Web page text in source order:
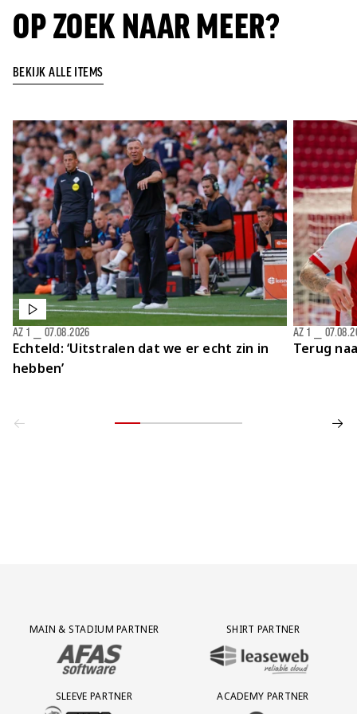
OP ZOEK NAAR MEER?
BEKIJK ALLE ITEMS
Echteld: ‘Uitstralen dat we er echt zin in
hebben’
AZ 1 07.08.2026
Terug
AZ 1
Partner Logos Grid
MAIN & STADIUM PARTNER
BEZOEK ONZE MAIN & STADIUM PARTNER AFAS SOFTWARE
SHIRT PARTNER
BEZOEK ONZE SHIRT PARTNER
SLEEVE PARTNER
ACADEMY PARTNER